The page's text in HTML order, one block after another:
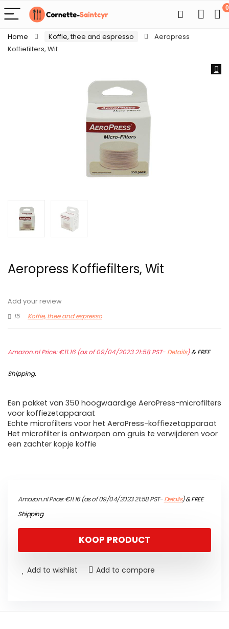
0
Home Koffie, thee and espresso
Aeropress
Koffiefilters, Wit
Aeropress Koffiefilters, Wit
Add your review
15
Koffie, thee and espresso
Amazon.nl Price:€11.16(as of 09/04/2023 21:58 PST- Details)&FREE
Shipping.
Een pakket van 350 hoogwaardige AeroPress-microfilters
voor koffiezetapparaat
Echte microfilters voor het AeroPress-koffiezetapparaat
Het microfilter is ontworpen om gruis te verwijderen voor
een zachter kopje koffie
Amazon.nl Price:€11.16(as of 09/04/2023 21:58 PST-Details)&FREE
Shipping.
KOOP PRODUCT
Add to wishlist Add to compare